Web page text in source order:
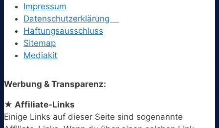
Impressum
Datenschutzerklärung
Haftungsausschluss
Sitemap
Mediakit
Werbung & Transparenz:
★ Affiliate-Links
Einige Links auf dieser Seite sind sogenannte